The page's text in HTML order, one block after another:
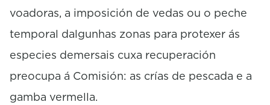
voadoras, a imposición de vedas ou o peche
temporal dalgunhas zonas para protexer ás
especies demersais cuxa recuperación
preocupa á Comisión: as crías de pescada e a
gamba vermella.